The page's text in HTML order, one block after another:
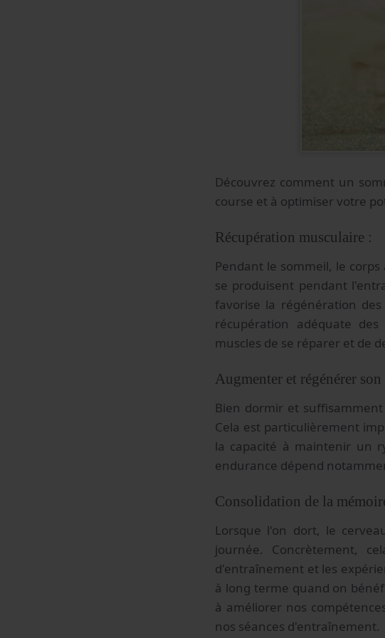
Découvrez comment un
course et à optimiser votre
Récupération musculaire :
Pendant le sommeil, le
se produisent pendant
favorise la régénération
récupération adéquate
muscles de se réparer et de
Augmenter et régénérer son
Bien dormir et
Cela est particulièrement
la capacité à maintenir un
endurance dépend
Consolidation de la
Lorsque l'on dort, le
journée. Concrètement,
d'entraînement et les
à long terme quand on
à améliorer nos
nos séances d'entraînement.